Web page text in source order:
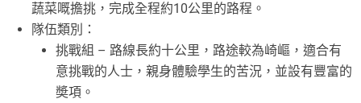
蔬菜嘅擔挑，完成全程約10公里的路程。
隊伍類別：
挑戰組 – 路線長約十公里，路途較為崎嶇，適合有
意挑戰的人士，親身體驗學生的苦況，並設有豐富的
奬項。